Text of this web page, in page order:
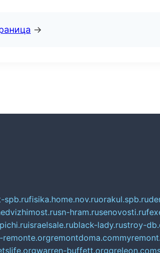
→
spb.rufisika.home.nov.ruorakul.spb.ru
sn-hram.rusenovosti.ru
israelsale.rublack-lady.rustroy-
remonte.orgremontdoma.com
warren-buffett.orggreleon.com